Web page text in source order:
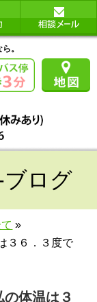
。
ログ
»
３６．３度で
体温は３